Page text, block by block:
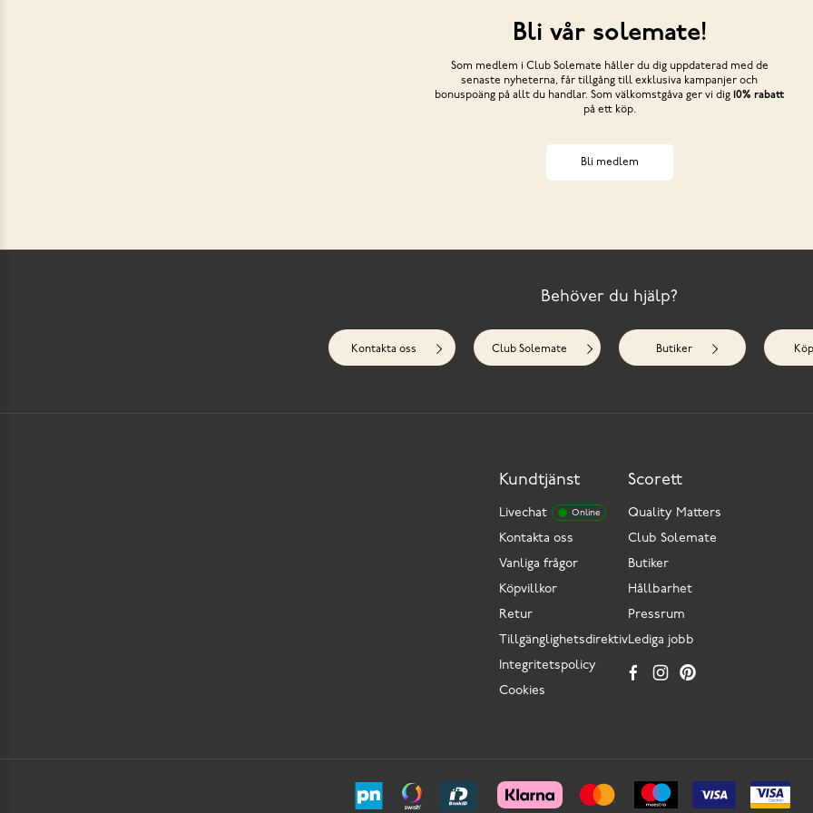
Bli vår solemate!
Som medlem i Club Solemate håller du dig uppdaterad med de
senaste nyheterna, får tillgång till exklusiva kampanjer och
bonuspoäng på allt du handlar. Som välkomstgåva ger vi dig 10% rabatt
på ett köp.
Bli medlem
Behöver du hjälp?
Kontakta oss Club Solemate Butiker
Kundtjänst
Livechat Online
Kontakta oss
Vanliga frågor
Köpvillkor
Retur
Tillgänglighetsdirektiv
Integritetspolicy
Cookies
Scorett
Quality Matters
Club Solemate
Butiker
Hållbarhet
Pressrum
Lediga jobb